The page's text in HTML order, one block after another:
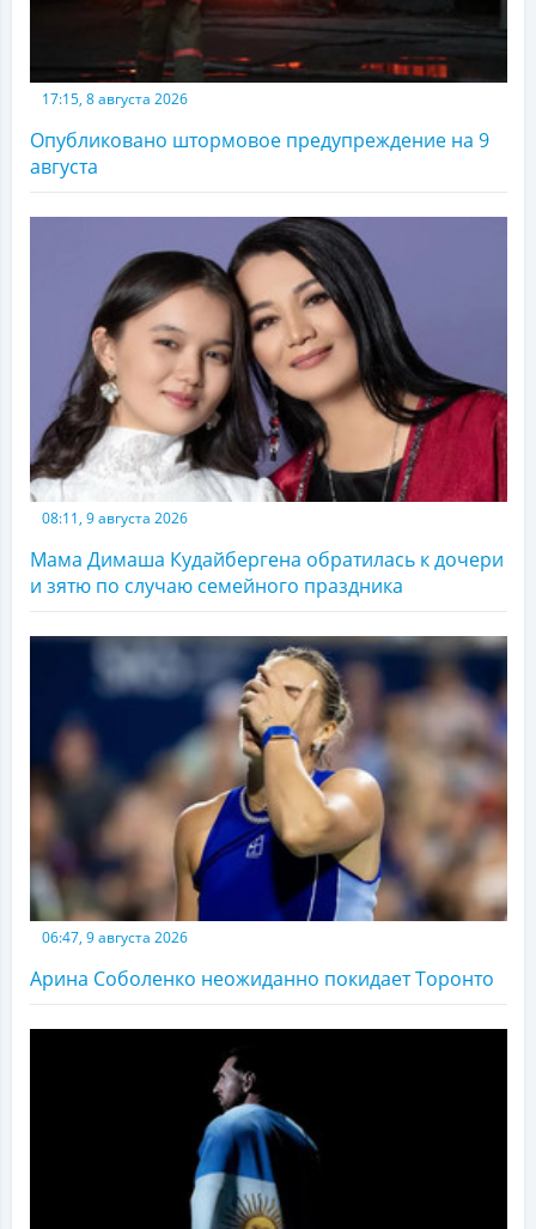
17:15, 8 августа 2026
Опубликовано штормовое предупреждение на 9
августа
08:11, 9 августа 2026
Мама Димаша Кудайбергена обратилась к дочери
и зятю по случаю семейного праздника
06:47, 9 августа 2026
Арина Соболенко неожиданно покидает Торонто